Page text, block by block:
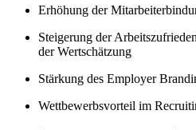
Erhöhung der
Steigerung der
der Wertschätzung
Stärkung des Employer
Wettbewerbsvorteil im